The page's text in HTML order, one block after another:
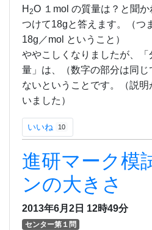
H 2O １mol の質量は？と聞
つけて18gと答えます。（つ
18g／mol ということ）
ややこしくなりましたが、
量」は、（数字の部分は同
ないということです。（説明
いました）
いいね 10
進研マーク模
ンの大きさ
2013年6月2日 12時49分
センター第１問